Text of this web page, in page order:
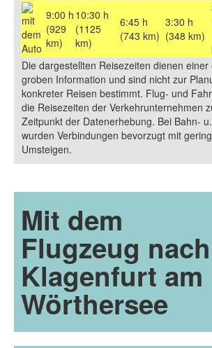
9:00 h
(929
km)
10:30 h
(1125
km)
6:45 h
(743 km)
3:30 h
(348 km)
Die dargestellten Reisezeiten dienen einer
groben Information und sind nicht zur
konkreter Reisen bestimmt. Flug- und
die Reisezeiten der Verkehrunternehmen
Zeitpunkt der Datenerhebung. Bei Bahn-
wurden Verbindungen bevorzugt mit
Umsteigen.
Mit dem
Flugzeug nach
Klagenfurt am
Wörthersee